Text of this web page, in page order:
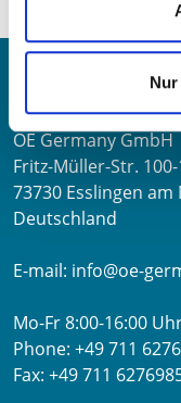
OE Germany GmbH
Fritz-Müller-Str.
73730 Esslingen am
Deutschland
E-mail: info@oe-
Mo-Fr 8:00-16:00
Phone: +49 711
Fax: +49 711